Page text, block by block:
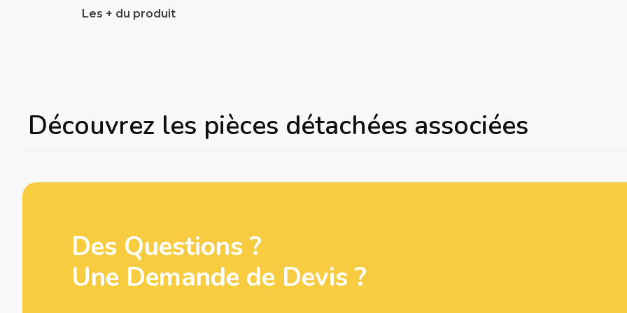
Les + du produit
Découvrez les pièces détachées associées
Des Questions ?
Une Demande de Devis ?